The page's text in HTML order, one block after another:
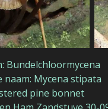
Bundelchloormycena
Mycena stipata
pine bonnet